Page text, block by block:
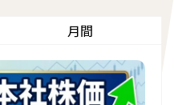
月間